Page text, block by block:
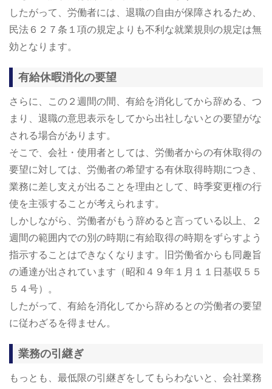
したがって、労働者には、退職の自由が保障されるため、
民法６２７条１項の規定よりも不利な就業規則の規定は無
効となります。
有給休暇消化の要望
さらに、この２週間の間、有給を消化してから辞める、つ
まり、退職の意思表示をしてから出社しないとの要望がな
される場合があります。
そこで、会社・使用者としては、労働者からの有休取得の
要望に対しては、労働者の希望する有休取得時期につき、
業務に差し支えが出ることを理由として、時季変更権の行
使を主張することが考えられます。
しかしながら、労働者がもう辞めると言っている以上、２
週間の範囲内での別の時期に有給取得の時期をずらすよう
指示することはできなくなります。旧労働省からも同趣旨
の通達が出されています（昭和４９年１月１１日基収５５
５４号）。
したがって、有給を消化してから辞めるとの労働者の要望
に従わざるを得ません。
業務の引継ぎ
もっとも、最低限の引継ぎをしてもらわないと、会社業務